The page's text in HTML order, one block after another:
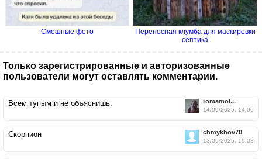
Смешные фото
Переносная клумба для маскировки
септика
Только зарегистрированные и авторизованные
пользователи могут оставлять комментарии.
romamol...
14/09/2025, 14:06
Всем тупым и не объяснишь.
chmykhov70
13/09/2025, 19:03
Скорпион